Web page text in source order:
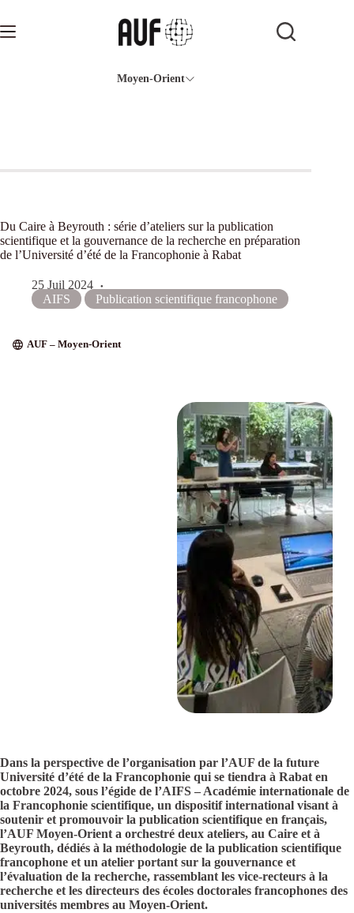
contenu
Moyen-Orient
Du Caire à Beyrouth : série d’ateliers sur la publication
scientifique et la gouvernance de la recherche en préparation
de l’Université d’été de la Francophonie à Rabat
25 Juil 2024
AIFS
Publication scientifique francophone
AUF – Moyen-Orient
Dans la perspective de l’organisation par l’AUF de la future
Université d’été de la Francophonie qui se tiendra à Rabat en
octobre 2024, sous l’égide de l’AIFS – Académie internationale de
la Francophonie scientifique, un dispositif international visant à
soutenir et promouvoir la publication scientifique en français,
l’AUF Moyen-Orient a orchestré deux ateliers, au Caire et à
Beyrouth, dédiés à la méthodologie de la publication scientifique
francophone et un atelier portant sur la gouvernance et
l’évaluation de la recherche, rassemblant les vice-recteurs à la
recherche et les directeurs des écoles doctorales francophones des
universités membres au Moyen-Orient.